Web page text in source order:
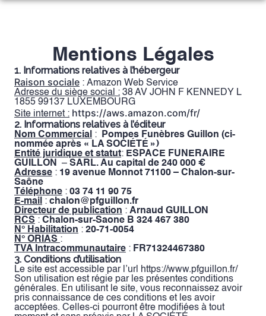
ORGANISER DES OBSÈQUES
PRÉVOIR SES OBSÈQUES
SERVICES AUX FAMILLES
MARBRERIE
MONUMENTS FUNÉRAIRES
ENTRETIEN DE SÉPULTURE
NOS CRÉATIONS PERSONNALISÉES
NOS AGENCES
AGENCE DE CHALON-SUR-SAÔNE
AGENCE DE CRISSEY
AGENCE DE SAINT-GENGOUX
AGENCE DE SENNECEY-LE-GRAND
ACTUALITÉS
ARTICLES FUNERAIRES
ESPACES HOMMAGES
Mentions Légales
1. Informations relatives à l’hébergeur
Raison sociale : Amazon Web Service
Adresse du siège social : 38 AV JOHN F KENNEDY L
1855 99137 LUXEMBOURG
Site internet : https://aws.amazon.com/fr/
2. Informations relatives à l’éditeur
Nom Commercial :
Pompes Funèbres Guillon (ci-
nommée après « LA SOCIÉTÉ »)
Entité juridique et statut: ESPACE FUNERAIRE
GUILLON
– SARL. Au capital de 240 000 €
Adresse : 19 avenue Monnot 71100 – Chalon-sur-
Saône
Téléphone : 03 74 11 90 75
E-mail : chalon@pfguillon.fr
Directeur de publication : Arnaud GUILLON
RCS : Chalon-sur-Saone B 324 467 380
N° Habilitation : 20-71-0054
N° ORIAS :
TVA Intracommunautaire : FR71324467380
3. Conditions d’utilisation
Le site est accessible par l’url https://www.pfguillon.fr/
Son utilisation est régie par les présentes conditions
générales. En utilisant le site, vous reconnaissez avoir
pris connaissance de ces conditions et les avoir
acceptées. Celles-ci pourront être modifiées à tout